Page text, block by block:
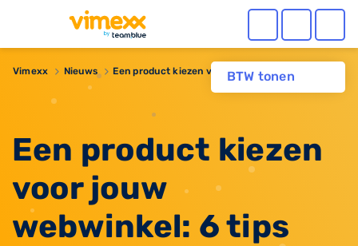
BTW tonen
Vimexx Nieuws ​Een product kiezen voor jouw webwinkel: 6 tips
​Een product kiezen
voor jouw
webwinkel: 6 tips